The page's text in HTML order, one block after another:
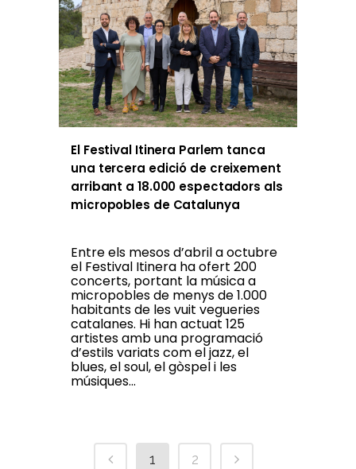
El Festival Itinera Parlem tanca
una tercera edició de creixement
arribant a 18.000 espectadors als
micropobles de Catalunya
Entre els mesos d’abril a octubre
el Festival Itinera ha ofert 200
concerts, portant la música a
micropobles de menys de 1.000
habitants de les vuit vegueries
catalanes. Hi han actuat 125
artistes amb una programació
d’estils variats com el jazz, el
blues, el soul, el gòspel i les
músiques...
1 2